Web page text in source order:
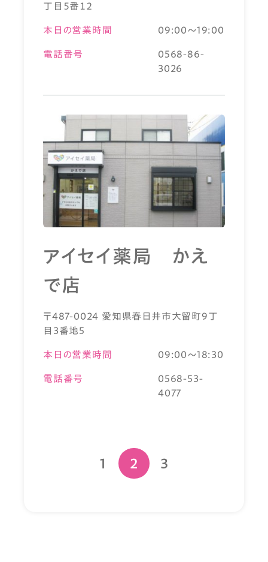
丁目５番１２
本日の営業時間 09:00～19:00
電話番号
0568-86-
3026
アイセイ薬局 かえ
で店
〒487-0024 愛知県春日井市大留町9丁
目3番地5
本日の営業時間 09:00～18:30
電話番号
0568-53-
4077
1 2 3